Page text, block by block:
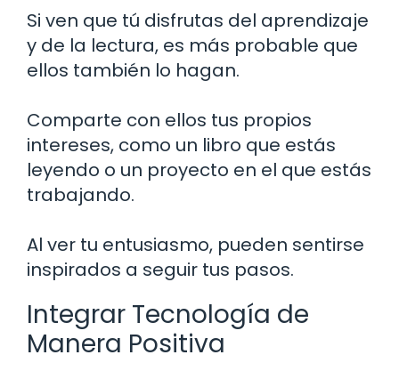
Si ven que tú disfrutas del aprendizaje
y de la lectura, es más probable que
ellos también lo hagan.
Comparte con ellos tus propios
intereses, como un libro que estás
leyendo o un proyecto en el que estás
trabajando.
Al ver tu entusiasmo, pueden sentirse
inspirados a seguir tus pasos.
Integrar Tecnología de
Manera Positiva